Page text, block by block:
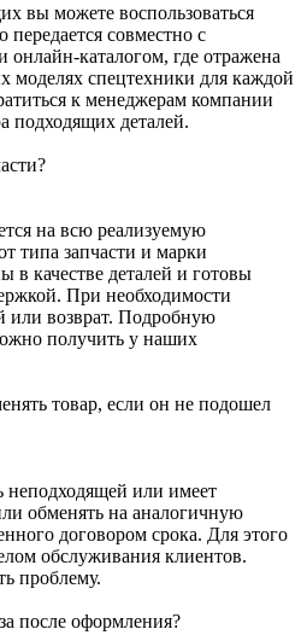
вы можете воспользоваться
совместно с
каталогом, где отражена
моделях спецтехники для каждой
к менеджерам компании
подходящих деталей.
на всю реализуемую
типа запчасти и марки
в качестве деталей и готовы
При необходимости
или возврат. Подробную
получить у наших
товар, если он не подошел
неподходящей или имеет
обменять на аналогичную
договором срока. Для этого
обслуживания клиентов.
проблему.
после оформления?